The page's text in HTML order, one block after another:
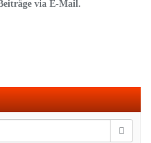
via E-Mail.